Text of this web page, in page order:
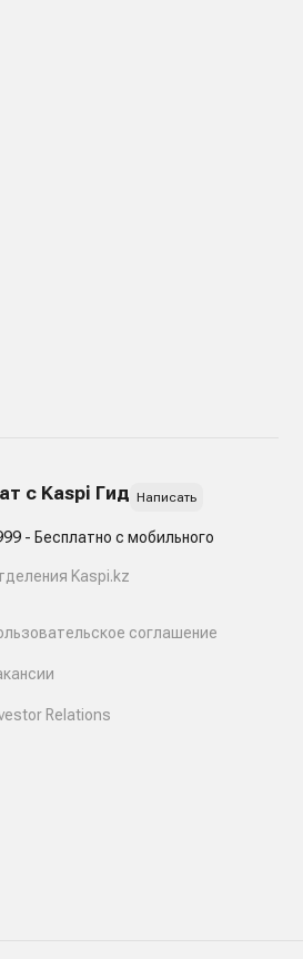
с Kaspi Гид Написать
- Бесплатно с мобильного
Kaspi.kz
соглашение
Relations